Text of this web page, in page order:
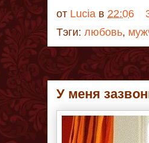
от Lucia в 22:06
Тэги: любовь,
У меня